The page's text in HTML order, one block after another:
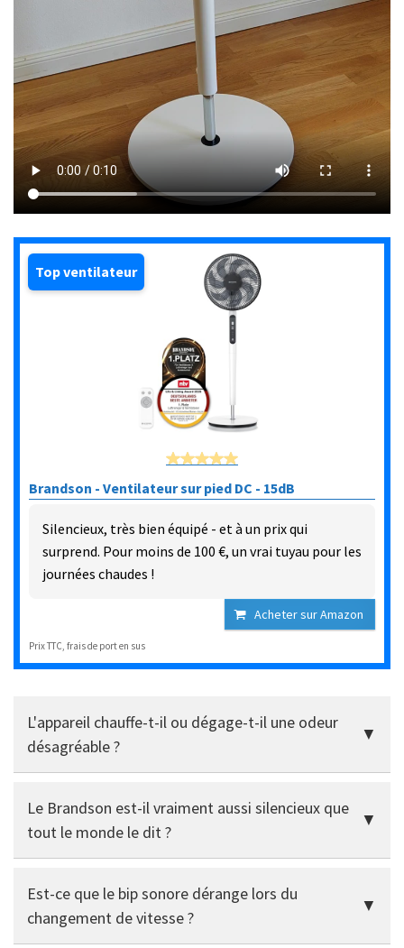
Top ventilateur
Brandson - Ventilateur sur pied DC - 15dB
Silencieux, très bien équipé - et à un prix qui
surprend. Pour moins de 100 €, un vrai tuyau pour les
journées chaudes !
Acheter sur Amazon
Prix TTC, frais de port en sus
L'appareil chauffe-t-il ou dégage-t-il une odeur
désagréable ?
reste cool - pas d'odeur de plastique, pas de
surchauffe.
Le Brandson est-il vraiment aussi silencieux que
tout le monde le dit ?
quasiment inaudible - parfait pour la chambre à
coucher. Même aux niveaux moyens, il reste plus
Est-ce que le bip sonore dérange lors du
changement de vitesse ?